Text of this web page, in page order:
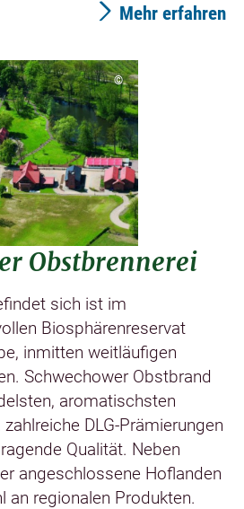
Mehr erfahren
©
Obstbrennerei
sich ist im
Biosphärenreservat
inmitten weitläufigen
Schwechower Obstbrand
aromatischsten
DLG-Prämierungen
Qualität. Neben
angeschlossene Hoflanden
an regionalen Produkten.